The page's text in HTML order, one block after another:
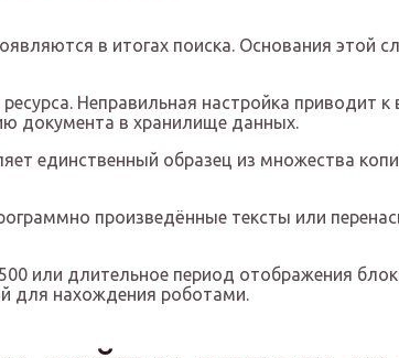
в итогах поиска. Основания этой
Неправильная настройка приводит
документа в хранилище данных.
единственный образец из множества
произведённые тексты или
или длительное период отображения
для нахождения роботами.